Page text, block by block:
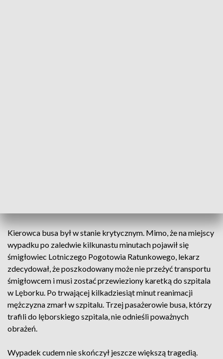
Kierowca busa był w stanie krytycznym. Mimo, że na miejscy
wypadku po zaledwie kilkunastu minutach pojawił się
śmigłowiec Lotniczego Pogotowia Ratunkowego, lekarz
zdecydował, że poszkodowany może nie przeżyć transportu
śmigłowcem i musi zostać przewieziony karetką do szpitala
w Lęborku. Po trwającej kilkadziesiąt minut reanimacji
mężczyzna zmarł w szpitalu. Trzej pasażerowie busa, którzy
trafili do lęborskiego szpitala, nie odnieśli poważnych
obrażeń.
Wypadek cudem nie skończył jeszcze większą tragedią.